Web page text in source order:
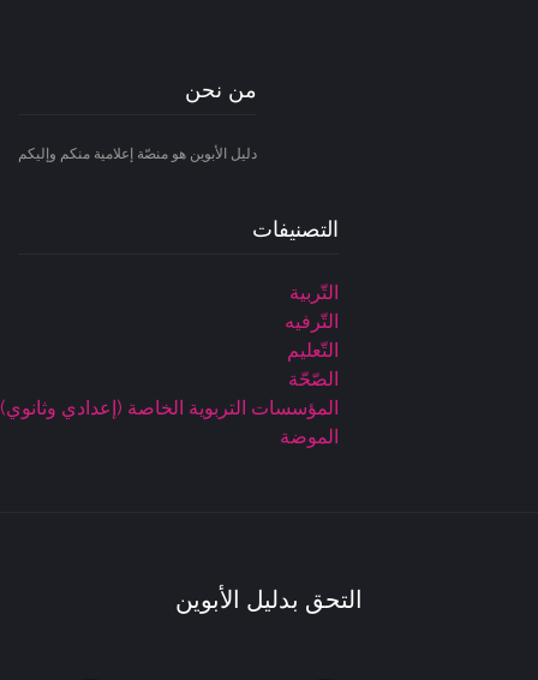
من نحن
دليل الأبوين هو منصّة إعلامية منكم وإليكم
التصنيفات
التّربية
التّرفيه
التّعليم
الصّحّة
المؤسسات التربوية الخاصة (إعدادي وثانوي)
الموضة
التحق بدليل الأبوين